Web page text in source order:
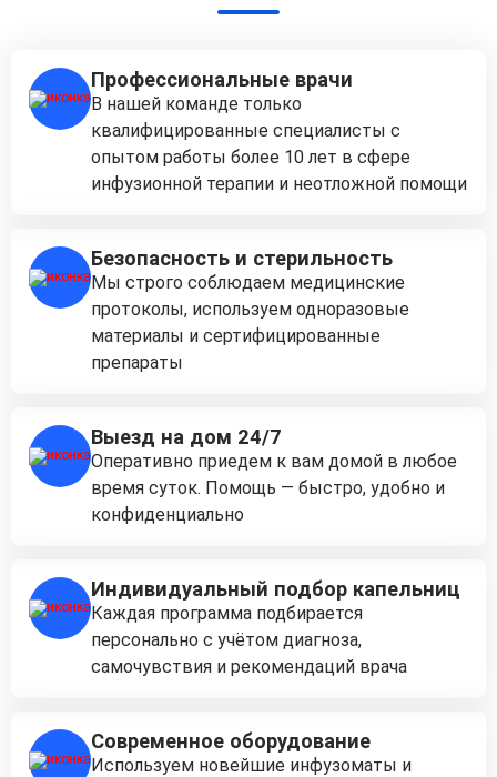
Профессиональные врачи
В нашей команде только
квалифицированные специалисты с
опытом работы более 10 лет в сфере
инфузионной терапии и неотложной помощи
Безопасность и стерильность
Мы строго соблюдаем медицинские
протоколы, используем одноразовые
материалы и сертифицированные
препараты
Выезд на дом 24/7
Оперативно приедем к вам домой в любое
время суток. Помощь — быстро, удобно и
конфиденциально
Индивидуальный подбор капельниц
Каждая программа подбирается
персонально с учётом диагноза,
самочувствия и рекомендаций врача
Современное оборудование
Используем новейшие инфузоматы и